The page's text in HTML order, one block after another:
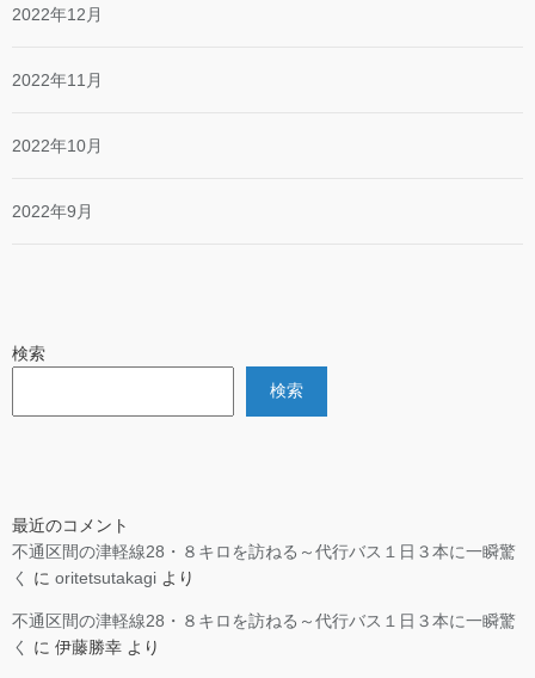
2022年12月
2022年11月
2022年10月
2022年9月
検索
検索
最近のコメント
不通区間の津軽線28・８キロを訪ねる～代行バス１日３本に一瞬驚
く
に oritetsutakagi より
不通区間の津軽線28・８キロを訪ねる～代行バス１日３本に一瞬驚
く
に 伊藤勝幸 より